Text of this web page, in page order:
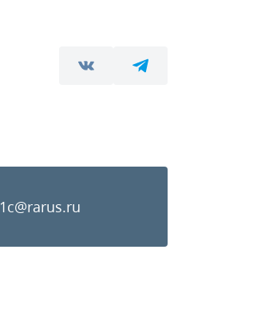
1c@rarus.ru